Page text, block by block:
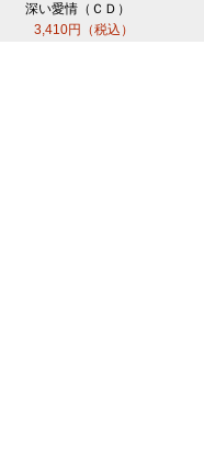
深い愛情（ＣＤ）
3,410円（税込）